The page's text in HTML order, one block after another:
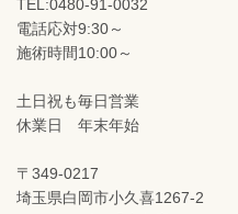
TEL:0480-91-0032
電話応対9:30～
施術時間10:00～
土日祝も毎日営業
休業日 年末年始
〒349-0217
埼玉県白岡市小久喜1267-2